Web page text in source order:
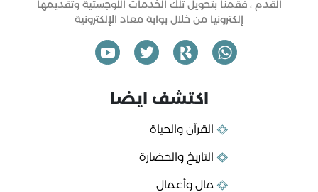
القدم ، فقمنا بتحويل تلك الخدمات اللوجستية وتقديمها
إلكترونيا من خلال بوابة معاد الإلكترونية
اكتشف ايضا
القرآن والحياة
التاريخ والحضارة
مال وأعمال